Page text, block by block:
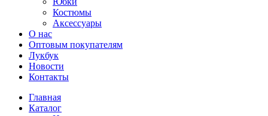
Костюмы
Аксессуары
О нас
Оптовым покупателям
Лукбук
Новости
Контакты
Главная
Каталог